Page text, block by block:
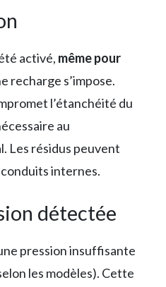
activé, même pour
recharge s’impose.
l’étanchéité du
au
Les résidus peuvent
internes.
détectée
pression insuffisante
les modèles). Cette